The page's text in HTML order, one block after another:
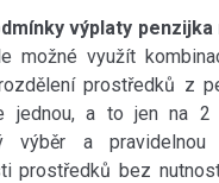
výplaty
možné využít
prostředků z
jednou, a to jen na
výběr a pravidelnou
prostředků bez